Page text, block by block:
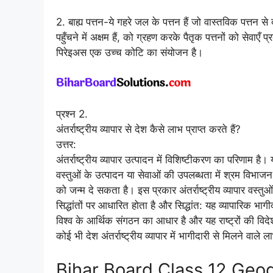
2. बाह्य पत्तन-ये गहरे जल के पत्तन हैं जो वास्तविक
पहुँचने में अक्षम हैं, को ग्रहण करके पैतृक पत्तनों को सेवाएँ
पिरेइअस एक उच्च कोटि का संयोजन है।
प्रश्न 2.
अंतर्राष्ट्रीय व्यापार से देश कैसे लाभ प्राप्त करते हैं?
उत्तर:
अंतर्राष्ट्रीय व्यापार उत्पादन में विशिष्टीकरण का परिणाम
वस्तुओं के उत्पादन या सेवाओं की उपलब्धता में श्रम विभाजन
को जन्म दे सकता है। इस प्रकार अंतर्राष्ट्रीय व्यापार
सिद्धांतों पर आधारित होता है और सिद्धांत: यह व्यापारिक
विश्व के आर्थिक संगठन का आधार है और यह राष्ट्रों की
कोई भी देश अंतर्राष्ट्रीय व्यापार में भागीदारी से मिलने